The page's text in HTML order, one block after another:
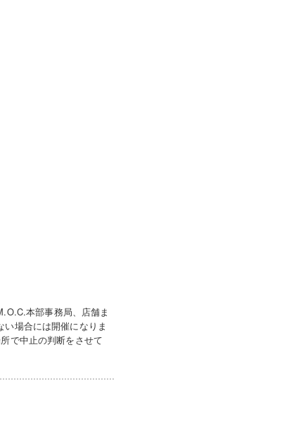
本部事務局、店舗ま
場合には開催になりま
で中止の判断をさせて